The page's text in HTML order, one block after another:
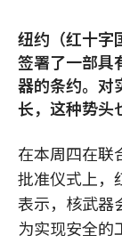
纽约（红十
签署了一部具
器的条约。对
长，这种势头
在本周四在联
批准仪式上，
表示，核武器
为实现安全的